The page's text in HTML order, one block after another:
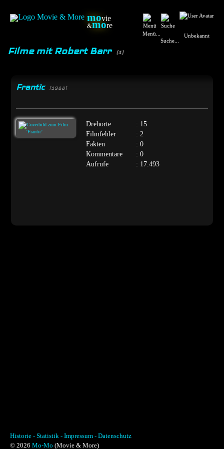
movie
&more
Menü...
Suche...
Unbekannt
Filme mit Robert Barr (1)
Frantic [1988]
Drehorte
: 15
Filmfehler
: 2
Fakten
: 0
Kommentare
: 0
Aufrufe
: 17.493
Historie - Statistik - Impressum - Datenschutz
© 2026 Mo-Mo (Movie & More)